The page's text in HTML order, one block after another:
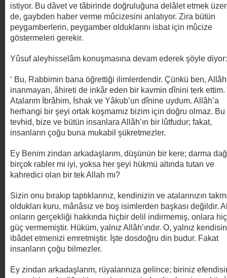
istiyor. Bu dâvet ve tâbirinde doğruluğuna delâlet etmek
de, gaybden haber verme mûcizesini anlatıyor. Zira bütün
peygamberlerin, peygamber olduklarını isbat için mûcize
göstermeleri gerekir.
Yûsuf aleyhisselâm konuşmasına devam ederek şöyle diyor:
‘ Bu, Rabbimin bana öğrettiği ilimlerdendir. Çünkü ben,
inanmayan, âhireti de inkâr eden bir kavmin dînini terk ettim.
Atalarım İbrâhim, İshak ve Yâkub’un dînine uydum. Allâh’a
herhangi bir şeyi ortak koşmamız bizim için doğru olmaz. Bu
tevhid, bize ve bütün insanlara Allâh’ın bir lûtfudur; fakat,
insanların çoğu buna mukabil şükretmezler.
Ey Benim zindan arkadaşlarım, düşünün bir kere; darma
birçok rabler mi iyi, yoksa her şeyi hükmü altında tutan ve
kahredici olan bir tek Allah mı?
Sizin onu bırakıp taptıklarınız, kendinizin ve atalarınızın
oldukları kuru, mânâsız ve boş isimlerden başkası değildir.
onların gerçekliği hakkında hiçbir delil indirmemiş, onlara
güç vermemiştir. Hüküm, yalnız Allâh’ındır. O, yalnız
ibâdet etmenizi emretmiştir. İşte dosdoğru din budur. Fakat
insanların çoğu bilmezler.
Ey zindan arkadaşlarım, rüyalarınıza gelince; biriniz